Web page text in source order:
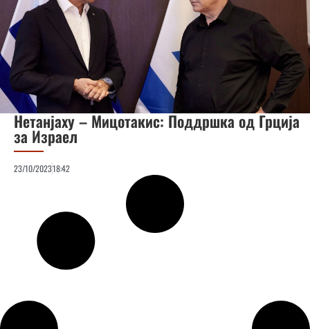
Нетанјаху – Мицотакис: Поддршка од Грција
за Израел
23/10/202318:42